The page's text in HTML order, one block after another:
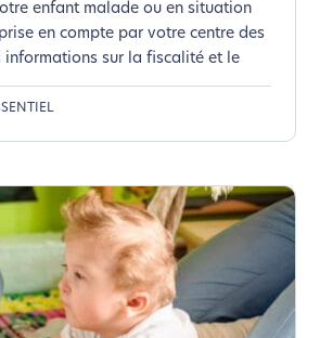
enfant malade ou en situation
en compte par votre centre des
informations sur la fiscalité et le